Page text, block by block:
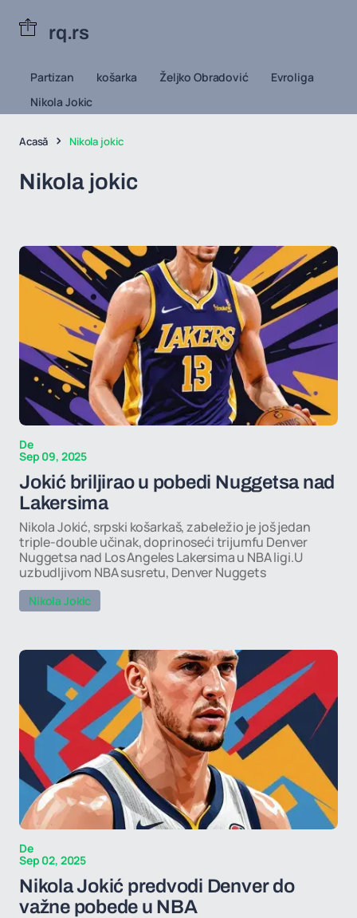
rq.rs
Partizan košarka Željko Obradović
Evroliga
Nikola Jokic
Acasă Nikola jokic
Nikola jokic
De
Sep 09, 2025
Jokić briljirao u pobedi Nuggetsa nad
Lakersima
Nikola Jokić, srpski košarkaš, zabeležio je još jedan
triple-double učinak, doprinoseći trijumfu Denver
Nuggetsa nad Los Angeles Lakersima u NBA ligi.U
uzbudljivom NBA susretu, Denver Nuggets
Nikola Jokic
De
Sep 02, 2025
Nikola Jokić predvodi Denver do
važne pobede u NBA